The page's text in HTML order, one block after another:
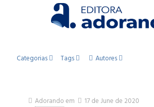
Categorias Tags Autores
Adorandoem 17 de June de 2020